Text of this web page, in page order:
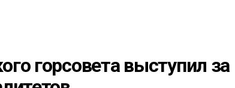
горсовета выступил за